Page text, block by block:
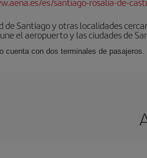
de Santiago y otras localidades
el aeropuerto y las ciudades de
cuenta con dos terminales de pasajeros.